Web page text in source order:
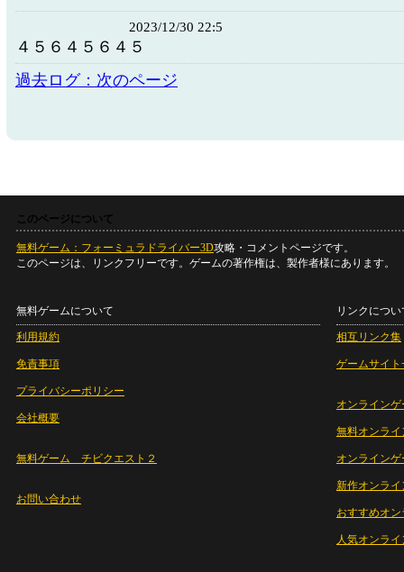
2023/12/30 22:5
４５６４５６４５
過去ログ：次のページ
このページについて
無料ゲーム：フォーミュラドライバー3D攻略・コメントページです。
このページは、リンクフリーです。ゲームの著作権は、製作者様にあります。
無料ゲームについて
利用規約
免責事項
プライバシーポリシー
会社概要
無料ゲーム チビクエスト２
お問い合わせ
リンクについ
相互リンク集
ゲームサイト
オンラインゲ
無料オンライ
オンライン
新作オンライ
おすすめオ
人気オンラ